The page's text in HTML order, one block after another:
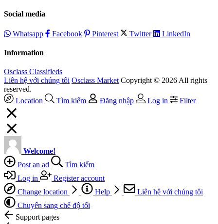
Social media
Whatsapp Facebook Pinterest Twitter LinkedIn
Information
Osclass Classifieds
Liên hệ với chúng tôi Osclass Market Copyright © 2026 All rights
reserved.
Location
Tìm kiếm Đăng nhập Log in Filter
Welcome!
Post an ad
Tìm kiếm
Log in
Register account
Change location
Help
Liên hệ với chúng tôi
Chuyển sang chế độ tối
Support pages